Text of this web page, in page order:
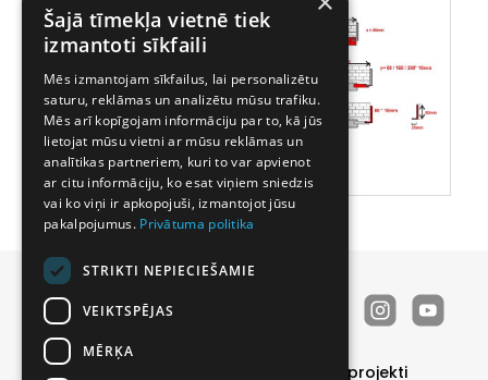
Durvis Realizētie projekti
Šajā tīmekļa vietnē tiek
izmantoti sīkfaili
Mēs izmantojam sīkfailus, lai personalizētu
saturu, reklāmas un analizētu mūsu trafiku.
Mēs arī kopīgojam informāciju par to, kā jūs
lietojat mūsu vietni ar mūsu reklāmas un
analītikas partneriem, kuri to var apvienot
ar citu informāciju, ko esat viņiem sniedzis
vai ko viņi ir apkopojuši, izmantojot jūsu
pakalpojumus. Privātuma politika
STRIKTI NEPIECIEŠAMIE
VEIKTSPĒJAS
MĒRĶA